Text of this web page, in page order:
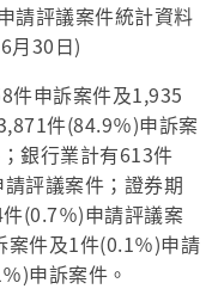
請評議案件統計資料
月30日)
件申訴案件及1,935
件(84.9％)申訴案
銀行業計有613件
評議案件；證券期
(0.7％)申請評議案
件及1件(0.1％)申請
)申訴案件。